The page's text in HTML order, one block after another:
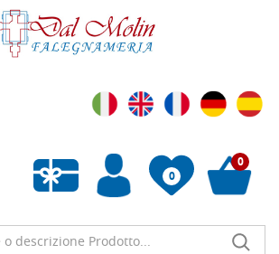
0
Liste de souhaits vide
0